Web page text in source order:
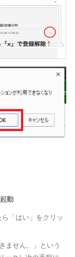
動
「はい」をクリッ
ません。」という